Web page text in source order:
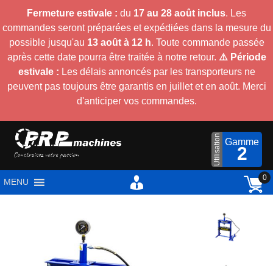
Fermeture estivale : du 17 au 28 août inclus. Les
commandes seront préparées et expédiées dans la mesure du
possible jusqu'au 13 août à 12 h. Toute commande passée
après cette date pourra être traitée à notre retour. ⚠️ Période
estivale : Les délais annoncés par les transporteurs ne
peuvent pas toujours être garantis en juillet et en août. Merci
d'anticiper vos commandes.
MENU 0
Utilisation Gamme
2